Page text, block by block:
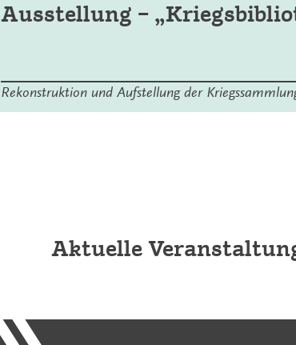
Ausstellung –
Rekonstruktion und Aufstellung der
Aktuelle